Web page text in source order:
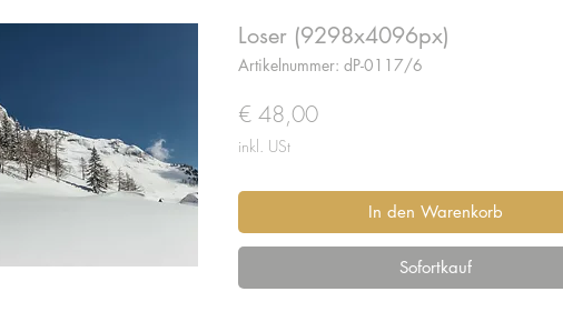
Loser (9298x4096px)
Artikelnummer: dP-0117/6
€ 48,00Preis
inkl. USt
In den Warenkorb
Sofortkauf